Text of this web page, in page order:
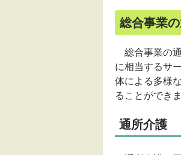
総合事業
総合事業の
に相当するサ
体による多様
ることができま
通所介護